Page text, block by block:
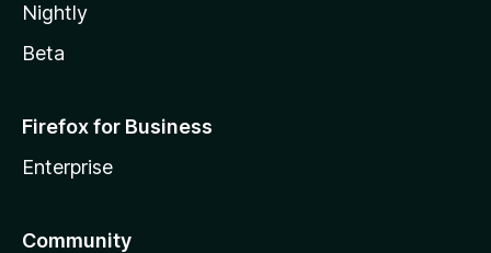
Nightly
Beta
Firefox for Business
Enterprise
Community